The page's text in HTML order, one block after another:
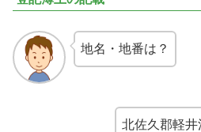
地名・地番は？
北佐久郡軽